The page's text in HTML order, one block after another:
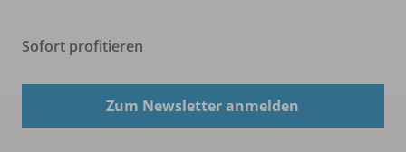
Sofort profitieren
Zum Newsletter anmelden